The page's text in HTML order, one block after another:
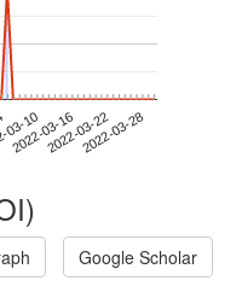
10
2022-03-162022-03-222022-03-28
Google Scholar